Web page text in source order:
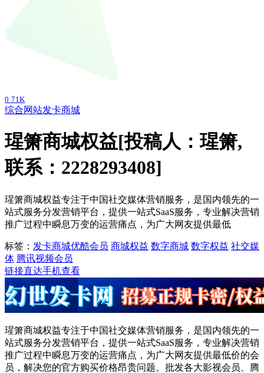
0 71K
综合网站发卡商城
瑆箫商城权益[投稿人：瑆箫,
联系：2228293408]
瑆箫商城权益专注于中国社交媒体营销服务，是国内领先的一
站式服务分发营销平台，提供一站式SaaS服务，专业解决营销
推广过程中瞬息万变的运营痛点，为广大网友提供最低
标签： 发卡商城优酷会员 商城权益 数字商城 数字权益 社交媒
体 腾讯视频会员
链接直达手机查看
瑆箫商城权益专注于中国社交媒体营销服务，是国内领先的一
站式服务分发营销平台，提供一站式SaaS服务，专业解决营销
推广过程中瞬息万变的运营痛点，为广大网友提供最低价的会
员，解决您的官方购买价格昂贵问题。批发各大影视会员、腾